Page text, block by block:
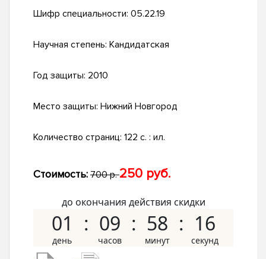
Шифр специальности: 05.22.19
Научная степень: Кандидатская
Год защиты: 2010
Место защиты: Нижний Новгород
Количество страниц: 122 с. : ил.
Стоимость: 700 р.250 руб.
до окончания действия скидки
01 09 58 15